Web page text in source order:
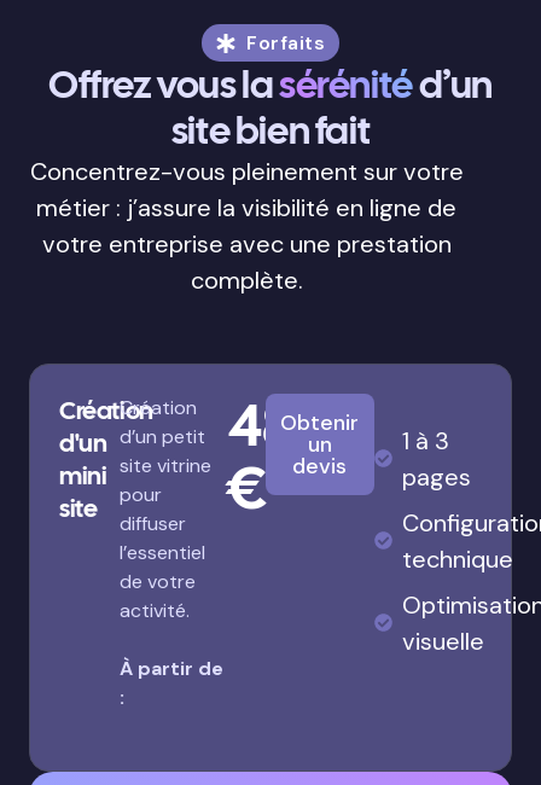
Forfaits
Offrez vous lasérénitéd’un
site bien fait
Concentrez-vous pleinement sur votre
métier : j’assure la visibilité en ligne de
votre entreprise avec une prestation
complète.
Création
d'un
mini
site
Création
d’un petit
site vitrine
pour
diffuser
l’essentiel
de votre
activité.
À partir de
:
480
€
Obtenir
un
devis
1 à 3
pages
technique
visuelle